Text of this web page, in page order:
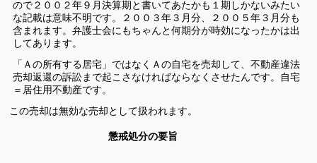
ので２００２年９月決算期と書いてあたかも１期しかないみたい
な記載は意味不明です。２００３年３月分、２００５年３月分も
含まれます。弁護士会にもちゃんと何期分が時効になったかは出
してあります。
「Ａの所有する居宅」ではなくＡの自宅を売却して、不動産違法
売却返還の訴訟まで起こさなければならなくさせたんです。自宅
＝居住用不動産です。
この売却は無効な売却として扱われます。
懲戒処分の要旨